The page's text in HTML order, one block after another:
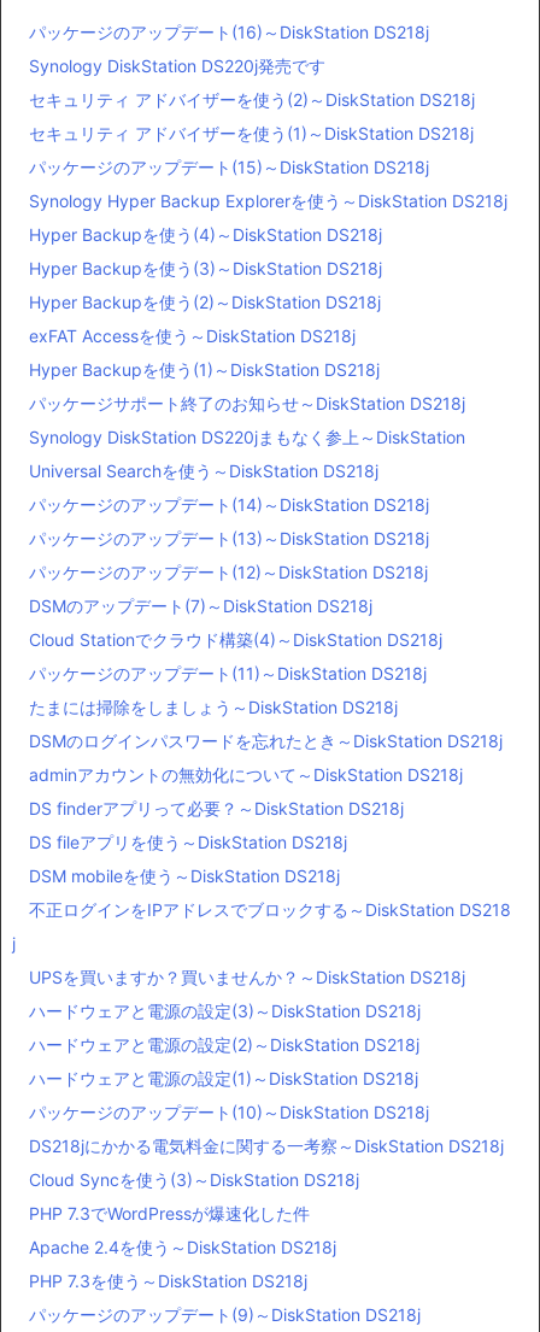
パッケージのアップデート(16)～DiskStation DS218j
Synology DiskStation DS220j発売です
セキュリティ アドバイザーを使う(2)～DiskStation DS218j
セキュリティ アドバイザーを使う(1)～DiskStation DS218j
パッケージのアップデート(15)～DiskStation DS218j
Synology Hyper Backup Explorerを使う～DiskStation DS218j
Hyper Backupを使う(4)～DiskStation DS218j
Hyper Backupを使う(3)～DiskStation DS218j
Hyper Backupを使う(2)～DiskStation DS218j
exFAT Accessを使う～DiskStation DS218j
Hyper Backupを使う(1)～DiskStation DS218j
パッケージサポート終了のお知らせ～DiskStation DS218j
Synology DiskStation DS220jまもなく参上～DiskStation
Universal Searchを使う～DiskStation DS218j
パッケージのアップデート(14)～DiskStation DS218j
パッケージのアップデート(13)～DiskStation DS218j
パッケージのアップデート(12)～DiskStation DS218j
DSMのアップデート(7)～DiskStation DS218j
Cloud Stationでクラウド構築(4)～DiskStation DS218j
パッケージのアップデート(11)～DiskStation DS218j
たまには掃除をしましょう～DiskStation DS218j
DSMのログインパスワードを忘れたとき～DiskStation DS218j
adminアカウントの無効化について～DiskStation DS218j
DS finderアプリって必要？～DiskStation DS218j
DS fileアプリを使う～DiskStation DS218j
DSM mobileを使う～DiskStation DS218j
不正ログインをIPアドレスでブロックする～DiskStation DS218
j
UPSを買いますか？買いませんか？～DiskStation DS218j
ハードウェアと電源の設定(3)～DiskStation DS218j
ハードウェアと電源の設定(2)～DiskStation DS218j
ハードウェアと電源の設定(1)～DiskStation DS218j
パッケージのアップデート(10)～DiskStation DS218j
DS218jにかかる電気料金に関する一考察～DiskStation DS218j
Cloud Syncを使う(3)～DiskStation DS218j
PHP 7.3でWordPressが爆速化した件
Apache 2.4を使う～DiskStation DS218j
PHP 7.3を使う～DiskStation DS218j
パッケージのアップデート(9)～DiskStation DS218j